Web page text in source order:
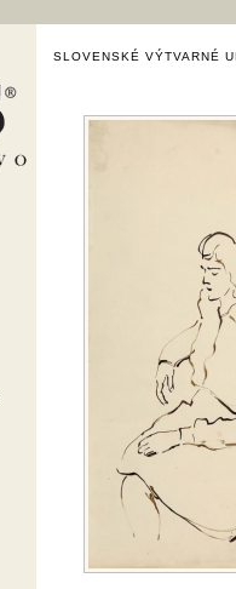
SLOVENSKÉ VÝTVARNÉ